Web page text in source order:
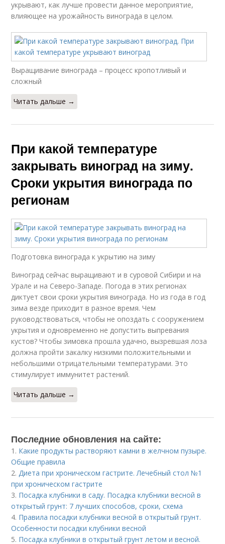
укрывают, как лучше провести данное мероприятие,
влияющее на урожайность винограда в целом.
Выращивание винограда – процесс кропотливый и
сложный
Читать дальше →
При какой температуре
закрывать виноград на зиму.
Сроки укрытия винограда по
регионам
Подготовка винограда к укрытию на зиму
Виноград сейчас выращивают и в суровой Сибири и на
Урале и на Северо-Западе. Погода в этих регионах
диктует свои сроки укрытия винограда. Но из года в год
зима везде приходит в разное время. Чем
руководствоваться, чтобы не опоздать с сооружением
укрытия и одновременно не допустить выпревания
кустов? Чтобы зимовка прошла удачно, вызревшая лоза
должна пройти закалку низкими положительными и
небольшими отрицательными температурами. Это
стимулирует иммунитет растений.
Читать дальше →
Последние обновления на сайте:
1. Какие продукты растворяют камни в желчном пузыре.
Общие правила
2.Диета при хроническом гастрите. Лечебный стол №1
при хроническом гастрите
3. Посадка клубники в саду. Посадка клубники весной в
открытый грунт: 7 лучших способов, сроки, схема
4. Правила посадки клубники весной в открытый грунт.
Особенности посадки клубники весной
5. Посадка клубники в открытый грунт летом и весной.